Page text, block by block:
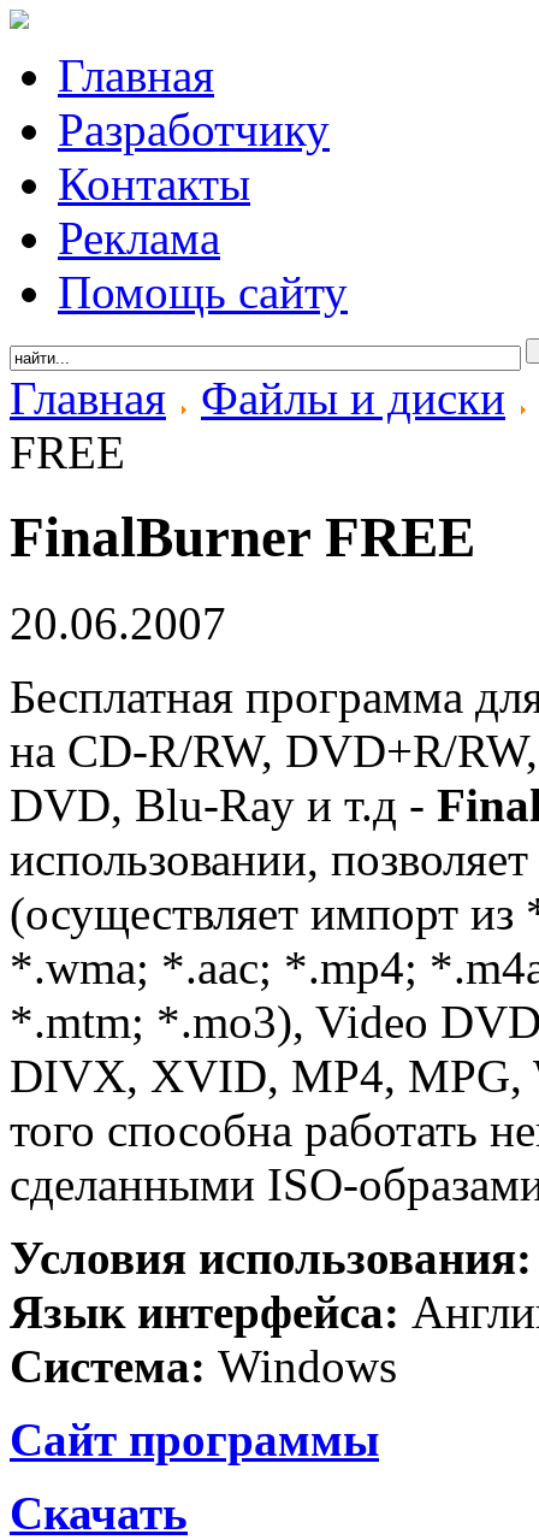
Главная
Разработчику
Контакты
Реклама
Помощь сайту
Главная
Файлы и диски
FREE
FinalBurner FREE
20.06.2007
Бесплатная программа
на CD-R/RW, DVD+R/
DVD, Blu-Ray и т.д -
использовании,
(осуществляет импорт
*.wma; *.aac; *.mp4;
*.mtm; *.mo3), Video
DIVX, XVID, MP4, MPG,
того способна работать
сделанными ISO-
Условия
Язык интерфейса:
Система: Windows
Сайт программы
Скачать